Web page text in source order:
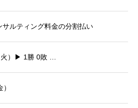
サルティング料金の分割払い
）▶ 1勝 0敗 …